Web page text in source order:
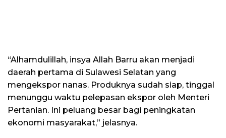
“Alhamdulillah, insya Allah Barru akan menjadi
daerah pertama di Sulawesi Selatan yang
mengekspor nanas. Produknya sudah siap, tinggal
menunggu waktu pelepasan ekspor oleh Menteri
Pertanian. Ini peluang besar bagi peningkatan
ekonomi masyarakat,” jelasnya.